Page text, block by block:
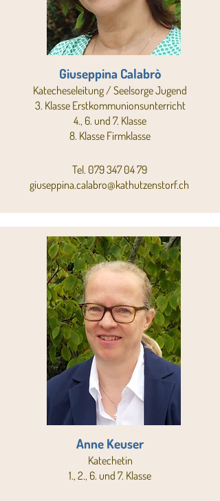
Giuseppina Calabrò
Katecheseleitung / Seelsorge Jugend
3. Klasse Erstkommunionsunterricht
4., 6. und 7. Klasse
8. Klasse Firmklasse
Tel. 079 347 04 79
giuseppina.calabro@kathutzenstorf.ch
Anne Keuser
Katechetin
1., 2., 6. und 7. Klasse